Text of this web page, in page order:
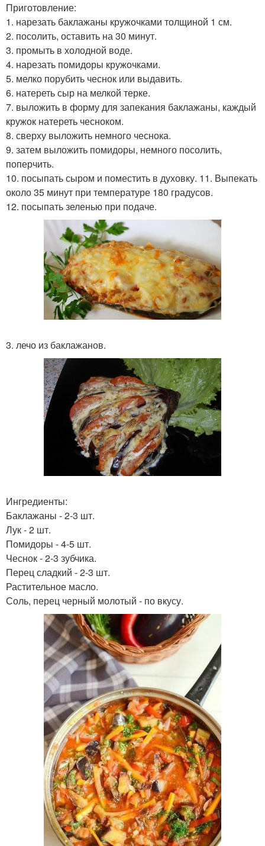
Приготовление:
1. нарезать баклажаны кружочками толщиной 1 см.
2. посолить, оставить на 30 минут.
3. промыть в холодной воде.
4. нарезать помидоры кружочками.
5. мелко порубить чеснок или выдавить.
6. натереть сыр на мелкой терке.
7. выложить в форму для запекания баклажаны, каждый
кружок натереть чесноком.
8. сверху выложить немного чеснока.
9. затем выложить помидоры, немного посолить,
поперчить.
10. посыпать сыром и поместить в духовку. 11. Выпекать
около 35 минут при температуре 180 градусов.
12. посыпать зеленью при подаче.
3. лечо из баклажанов.
Ингредиенты:
Баклажаны - 2-3 шт.
Лук - 2 шт.
Помидоры - 4-5 шт.
Чеснок - 2-3 зубчика.
Перец сладкий - 2-3 шт.
Растительное масло.
Соль, перец черный молотый - по вкусу.